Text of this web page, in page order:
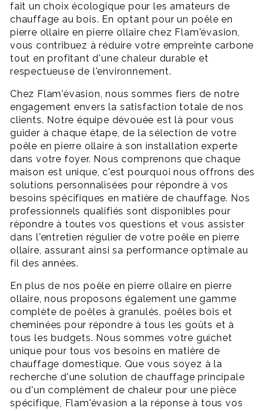
fait un choix écologique pour les amateurs de
chauffage au bois. En optant pour un poêle en
pierre ollaire en pierre ollaire chez Flam'évasion,
vous contribuez à réduire votre empreinte carbone
tout en profitant d'une chaleur durable et
respectueuse de l'environnement.
Chez Flam'évasion, nous sommes fiers de notre
engagement envers la satisfaction totale de nos
clients. Notre équipe dévouée est là pour vous
guider à chaque étape, de la sélection de votre
poêle en pierre ollaire à son installation experte
dans votre foyer. Nous comprenons que chaque
maison est unique, c'est pourquoi nous offrons des
solutions personnalisées pour répondre à vos
besoins spécifiques en matière de chauffage. Nos
professionnels qualifiés sont disponibles pour
répondre à toutes vos questions et vous assister
dans l'entretien régulier de votre poêle en pierre
ollaire, assurant ainsi sa performance optimale au
fil des années.
En plus de nos poêle en pierre ollaire en pierre
ollaire, nous proposons également une gamme
complète de poêles à granulés, poêles bois et
cheminées pour répondre à tous les goûts et à
tous les budgets. Nous sommes votre guichet
unique pour tous vos besoins en matière de
chauffage domestique. Que vous soyez à la
recherche d'une solution de chauffage principale
ou d'un complément de chaleur pour une pièce
spécifique, Flam'évasion a la réponse à tous vos